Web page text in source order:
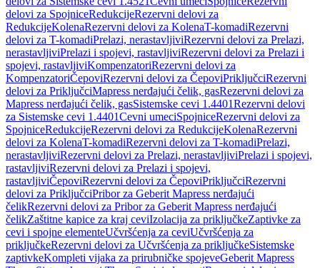
delovi za SpojniceRedukcijeRezervni delovi za
RedukcijeKolenaRezervni delovi za KolenaT-komadiRezervni
delovi za T-komadiPrelazi, nerastavljiviRezervni delovi za Prelazi,
nerastavljiviPrelazi i spojevi, rastavljiviRezervni delovi za Prelazi i
spojevi, rastavljiviKompenzatoriRezervni delovi za
KompenzatoriČepoviRezervni delovi za ČepoviPriključciRezervni
delovi za PriključciMapress nerđajući čelik, gasRezervni delovi za
Mapress nerđajući čelik, gasSistemske cevi 1.4401Rezervni delovi
za Sistemske cevi 1.4401Cevni umeciSpojniceRezervni delovi za
SpojniceRedukcijeRezervni delovi za RedukcijeKolenaRezervni
delovi za KolenaT-komadiRezervni delovi za T-komadiPrelazi,
nerastavljiviRezervni delovi za Prelazi, nerastavljiviPrelazi i spojevi,
rastavljiviRezervni delovi za Prelazi i spojevi,
rastavljiviČepoviRezervni delovi za ČepoviPriključciRezervni
delovi za PriključciPribor za Geberit Mapress nerđajući
čelikRezervni delovi za Pribor za Geberit Mapress nerđajući
čelikZaštitne kapice za kraj ceviIzolacija za priključkeZaptivke za
cevi i spojne elementeUčvršćenja za ceviUčvršćenja za
priključkeRezervni delovi za Učvršćenja za priključkeSistemske
zaptivkeKompleti vijaka za prirubničke spojeveGeberit Mapress